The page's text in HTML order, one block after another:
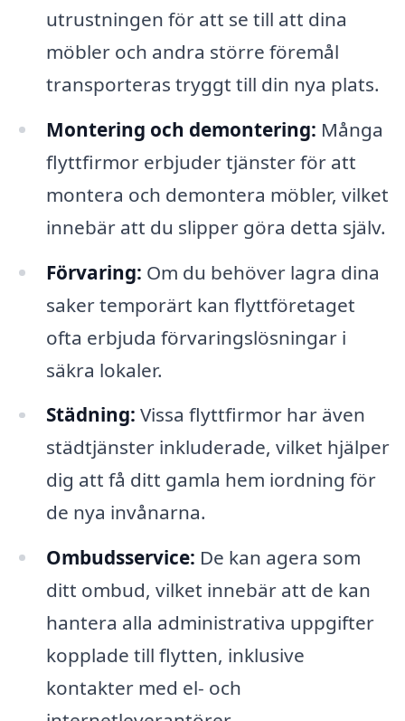
utrustningen för att se till att dina
möbler och andra större föremål
transporteras tryggt till din nya plats.
Montering och demontering: Många
flyttfirmor erbjuder tjänster för att
montera och demontera möbler, vilket
innebär att du slipper göra detta själv.
Förvaring: Om du behöver lagra dina
saker temporärt kan flyttföretaget
ofta erbjuda förvaringslösningar i
säkra lokaler.
Städning: Vissa flyttfirmor har även
städtjänster inkluderade, vilket hjälper
dig att få ditt gamla hem iordning för
de nya invånarna.
Ombudsservice: De kan agera som
ditt ombud, vilket innebär att de kan
hantera alla administrativa uppgifter
kopplade till flytten, inklusive
kontakter med el- och